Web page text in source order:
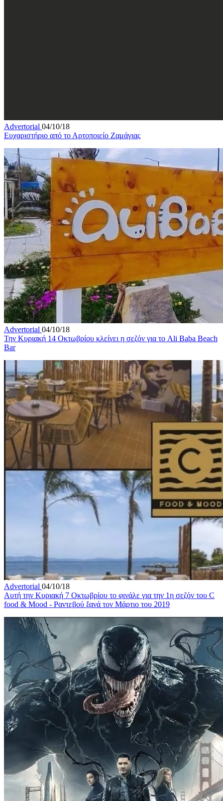
Advertorial 04/10/18
Ευχαριστήριο από το Αρτοποιείο Ζαμάγιας
Advertorial 04/10/18
Την Κυριακή 14 Οκτωβρίου κλείνει η σεζόν για το Ali Baba Beach
Bar
Advertorial 04/10/18
Αυτή την Κυριακή 7 Οκτωβρίου το φινάλε για την 1η σεζόν του C
food & Mood - Ραντεβού ξανά τον Μάρτιο του 2019